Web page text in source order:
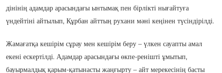
дінінің адамдар арасындағы ынтымақ пен бірлікті нығайтуға
үндейтіні айтылып, Құрбан айттың рухани мәні кеңінен түсіндірілді.
Жамағатқа кешірім сұрау мен кешірім беру – үлкен сауапты амал
екені ескертілді. Адамдар арасындағы өкпе-ренішті ұмытып,
бауырмалдық қарым-қатынасты жаңғырту – айт мерекесінің басты